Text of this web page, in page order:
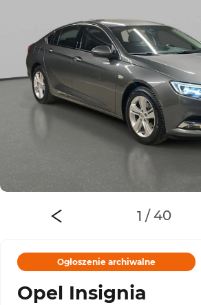
Ogłoszenie archiwalne
Opel Insignia